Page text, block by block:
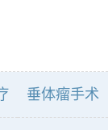
垂体瘤手术